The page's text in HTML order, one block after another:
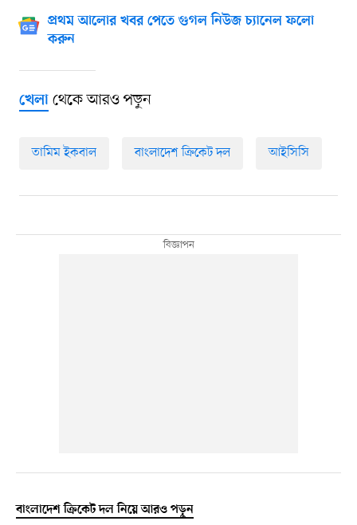
প্রথম আলোর খবর পেতে গুগল নিউজ চ্যানেল ফলো
করুন
খেলাথেকে আরও পড়ুন
তামিম ইকবাল বাংলাদেশ ক্রিকেট দল আইসিসি
বাংলাদেশ ক্রিকেট দল নিয়ে আরও পড়ুন